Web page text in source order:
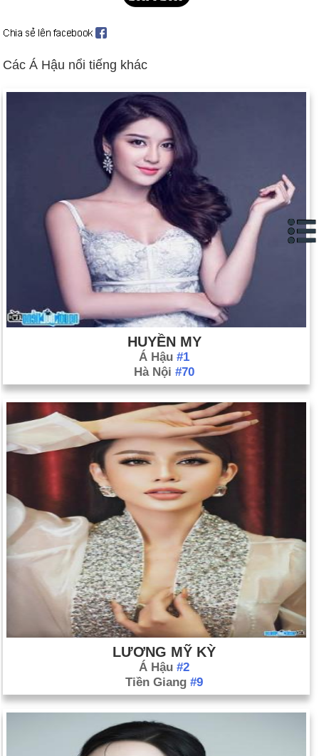
(ngày 25 tháng 7).
chuyến thăm của nhà lãnh đạo cánh hữu Israel Ariel Sharon
intifada" vẫn tiếp tục không suy giảm (ngày 30 tháng 9 và tiếp
Cuộc nổi dậy trên toàn quốc lật đổ tổng thống Nam Tư
Milosevic (ngày 5 tháng 10); Vojislav Kostunica tuyên thệ
nhậm chức tổng thống (ngày 7 tháng 10).
Hoa Kỳ các thủy thủ trên tàu khu trục Hải quân Cole chết trong
vụ nổ khủng bố ở Yemen (ngày 12 tháng 10).
Bệnh bò điên cảnh báo châu Âu (30 tháng 11 và tiếp theo).
Xem thêm: Đánh giá 2000 năm và 2000 từng tháng
Ngày sinh Bùi Thị Thu Thìn (4-9) trong lịch sử
Ngày 4-9 năm 1781:Kỷ niệm ngày thành lập Thành phố Los
Angeles. Thành phố này được thành lập bởi những người
định cư đến từ Tây Ban Nha.
George Eastman đã được cấp bằng
sáng chế cho máy ảnh cuộn phim của mình và đăng ký nhãn
hiệu Kodak.
Ngày 4-9 năm 1951:
Tổng thống Harry S. Truman đã khánh
thành dịch vụ truyền hình xuyên lục địa ở Hoa Kỳ khi AT&T
thực hiện bài phát biểu của ông tới phiên khai mạc của Công
ước Hòa bình Nhật Bản ở San Francisco.
Ngày 4-9 năm 1957:Chín học sinh da đen đã cố gắng vào
trường Trung học Trung tâm của Little Rock nhưng bị lực
lượng Vệ binh Quốc gia chặn lại. Thống đốc Arkansas Orval
Faubus đã triệu tập quân đội liên bang.
Ngày 4-9 năm 1972:Vận động viên bơi lội Mark Spitz của U.
S. đã giành được huy chương vàng thứ bảy kỷ lục tại Thế vận
hội mùa hè Munich.
Các Á Hậu nổi tiếng khác
HUYỀN MY
Á Hậu #1
Hà Nội #70
LƯƠNG MỸ KỲ
Á Hậu #2
Tiền Giang #9